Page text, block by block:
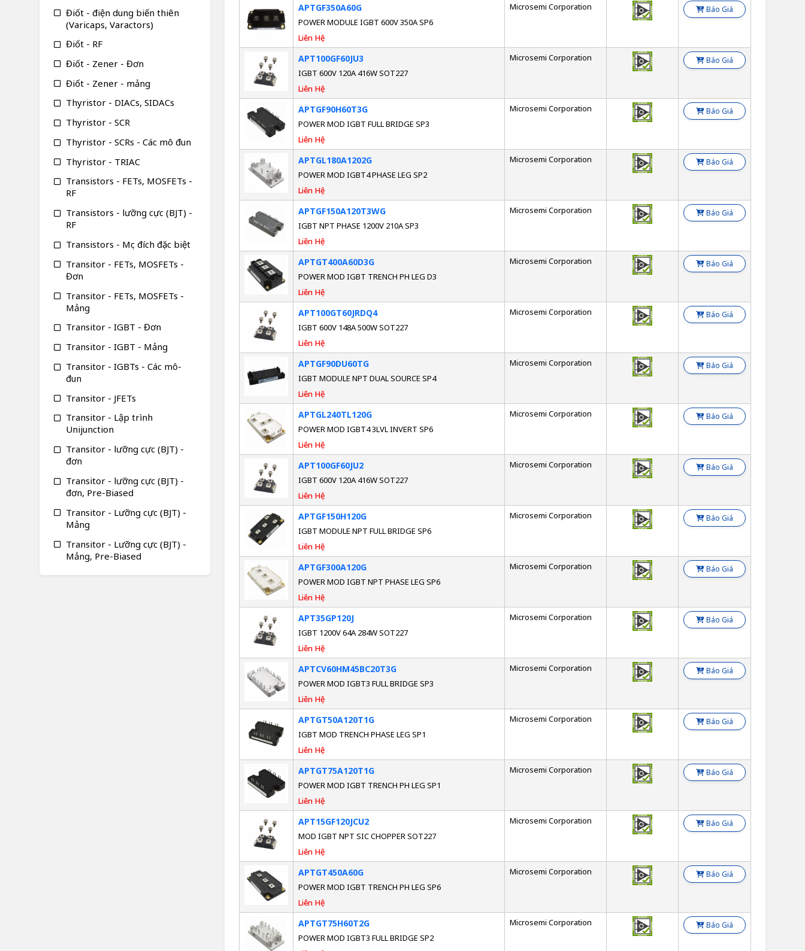
APTGF350A60G
POWER MODULE IGBT 600V 350A SP6
Liên Hệ
Microsemi Corporation Báo Giá
APT100GF60JU3
IGBT 600V 120A 416W SOT227
Liên Hệ
Microsemi Corporation Báo Giá
APTGF90H60T3G
POWER MOD IGBT FULL BRIDGE SP3
Liên Hệ
Microsemi Corporation Báo Giá
APTGL180A1202G
POWER MOD IGBT4 PHASE LEG SP2
Liên Hệ
Microsemi Corporation Báo Giá
APTGF150A120T3WG
IGBT NPT PHASE 1200V 210A SP3
Liên Hệ
Microsemi Corporation Báo Giá
APTGT400A60D3G
POWER MOD IGBT TRENCH PH LEG D3
Liên Hệ
Microsemi Corporation Báo Giá
APT100GT60JRDQ4
IGBT 600V 148A 500W SOT227
Liên Hệ
Microsemi Corporation Báo Giá
APTGF90DU60TG
IGBT MODULE NPT DUAL SOURCE SP4
Liên Hệ
Microsemi Corporation Báo Giá
APTGL240TL120G
POWER MOD IGBT4 3LVL INVERT SP6
Liên Hệ
Microsemi Corporation Báo Giá
APT100GF60JU2
IGBT 600V 120A 416W SOT227
Liên Hệ
Microsemi Corporation Báo Giá
APTGF150H120G
IGBT MODULE NPT FULL BRIDGE SP6
Liên Hệ
Microsemi Corporation Báo Giá
APTGF300A120G
POWER MOD IGBT NPT PHASE LEG SP6
Liên Hệ
Microsemi Corporation Báo Giá
APT35GP120J
IGBT 1200V 64A 284W SOT227
Liên Hệ
Microsemi Corporation Báo Giá
APTCV60HM45BC20T3G
POWER MOD IGBT3 FULL BRIDGE SP3
Liên Hệ
Microsemi Corporation Báo Giá
APTGT50A120T1G
IGBT MOD TRENCH PHASE LEG SP1
Liên Hệ
Microsemi Corporation Báo Giá
APTGT75A120T1G
POWER MOD IGBT TRENCH PH LEG SP1
Liên Hệ
Microsemi Corporation Báo Giá
APT15GF120JCU2
MOD IGBT NPT SIC CHOPPER SOT227
Liên Hệ
Microsemi Corporation Báo Giá
APTGT450A60G
POWER MOD IGBT TRENCH PH LEG SP6
Liên Hệ
Microsemi Corporation Báo Giá
APTGT75H60T2G
POWER MOD IGBT3 FULL BRIDGE SP2
Microsemi Corporation Báo Giá
Điốt - điện dung biến thiên
(Varicaps, Varactors)
Điốt - RF
Điốt - Zener - Đơn
Điốt - Zener - mảng
Thyristor - DIACs, SIDACs
Thyristor - SCR
Thyristor - SCRs - Các mô đun
Thyristor - TRIAC
Transistors - FETs, MOSFETs -
RF
Transistors - lưỡng cực (BJT) -
RF
Transistors - Mục đích đặc biệt
Transitor - FETs, MOSFETs -
Đơn
Transitor - FETs, MOSFETs -
Mảng
Transitor - IGBT - Đơn
Transitor - IGBT - Mảng
Transitor - IGBTs - Các mô-
đun
Transitor - JFETs
Transitor - Lập trình
Unijunction
Transitor - lưỡng cực (BJT) -
đơn
Transitor - lưỡng cực (BJT) -
đơn, Pre-Biased
Transitor - Lưỡng cực (BJT) -
Mảng
Transitor - Lưỡng cực (BJT) -
Mảng, Pre-Biased